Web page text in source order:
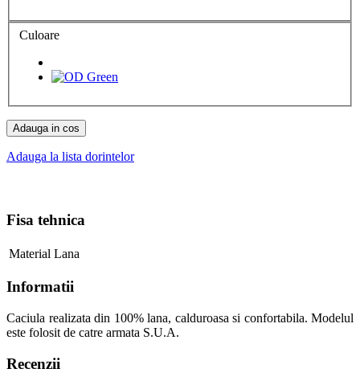
Culoare
Adauga in cos
Adauga la lista dorintelor
Fisa tehnica
Material Lana
Informatii
Caciula realizata din 100% lana, calduroasa si confortabila. Modelul
este folosit de catre armata S.U.A.
Recenzii